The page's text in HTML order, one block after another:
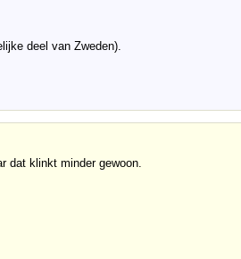
deel van Zweden).
dat klinkt minder gewoon.